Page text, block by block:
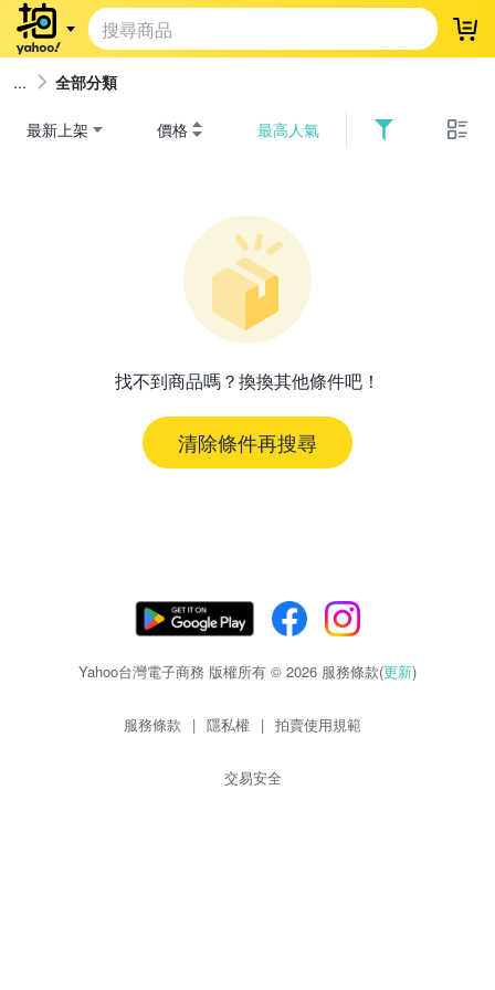
登
全部分類
最新上架 價格 最高人氣
找不到商品嗎？換換其他條件吧！
清除條件再搜尋
Yahoo台灣電子商務 版權所有 © 2026 服務條款(更新)
服務條款 | 隱私權 | 拍賣使用規範
交易安全